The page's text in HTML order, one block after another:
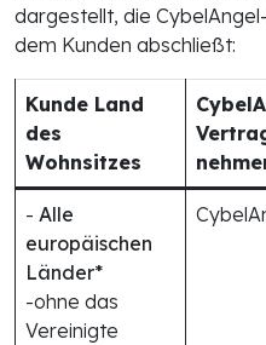
dargestellt, die
dem Kunden abschließt:
Kunde Land
des
Wohnsitzes
- Alle
europäischen
Länder*
-ohne das
Vereinigte